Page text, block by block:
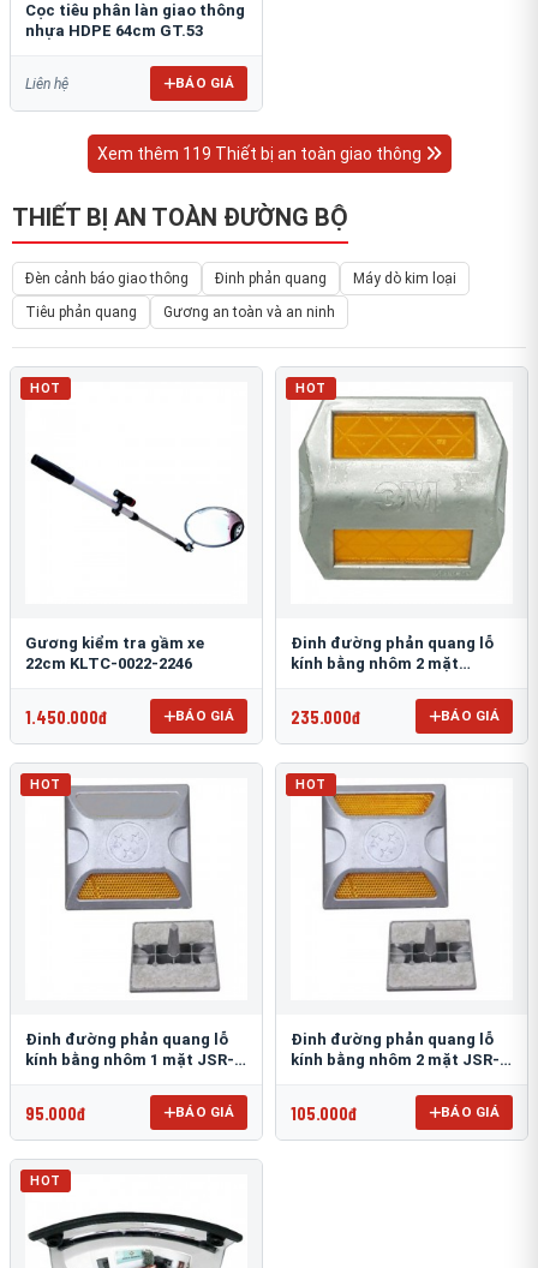
Cọc tiêu phân làn giao thông
nhựa HDPE 64cm GT.53
Liên hệ BÁO GIÁ
Xem thêm 119 Thiết bị an toàn giao thông
THIẾT BỊ AN TOÀN ĐƯỜNG BỘ
Đèn cảnh báo giao thông Đinh phản quang
Máy dò kim loại
Tiêu phản quang
Gương an toàn và an ninh
HOT
Gương kiểm tra gầm xe
22cm KLTC-0022-2246
1.450.000đ BÁO GIÁ
HOT
Đinh đường phản quang lỗ
kính bằng nhôm 2 mặt
235.000đ BÁO GIÁ
HOT
Đinh đường phản quang lỗ
kính bằng nhôm 1 mặt JSR-
95.000đ BÁO GIÁ
HOT
Đinh đường phản quang lỗ
kính bằng nhôm 2 mặt JSR-
105.000đ BÁO GIÁ
HOT